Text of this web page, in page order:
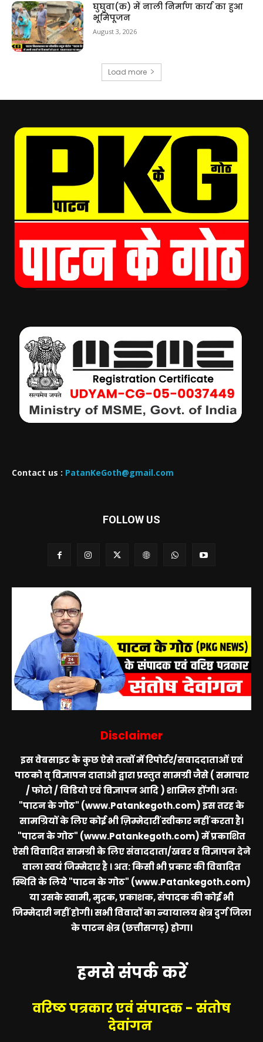
घुघुवा(क) में नाली निर्माण कार्य का हुआ
भूमिपूजन
August 3, 2026
Load more
Contact us : PatanKeGoth@gmail.com
FOLLOW US
Disclaimer
इस वेबसाइट के कुछ ऐसे तत्वों में रिपोर्टर/सवाददाताओं एवं
पाठको व् विज्ञापन दाताओ द्वारा प्रस्तुत सामग्री जैसे ( समाचार
/ फोटो / विडियो एवं विज्ञापन आदि ) शामिल होंगी। अतः
"पाटन के गोठ" (www.Patankegoth.com)इस तरह के
सामग्रियों के लिए कोई भी ज़िम्मेदारीं स्वीकार नहीं करता है।
"पाटन के गोठ" (www.Patankegoth.com)में प्रकाशित
ऐसी विवादित सामग्री के लिए संवाददाता/खबर व विज्ञापन देने
वाला स्वयं जिम्मेदार है । अत: किसी भी प्रकार की विवादित
स्थिति के लिये"पाटन के गोठ" (www.Patankegoth.com)
या उसके स्वामी, मुद्रक, प्रकाशक, संपादक की कोई भी
जिम्मेदारी नहीं होगी। सभी विवादों का न्यायालय क्षेत्र दुर्ग जिला
के पाटन क्षेत्र (छत्तीसगढ़) होगा।
हमसे संपर्क करें
वरिष्ठ पत्रकार एवं संपादक - संतोष
देवांगन